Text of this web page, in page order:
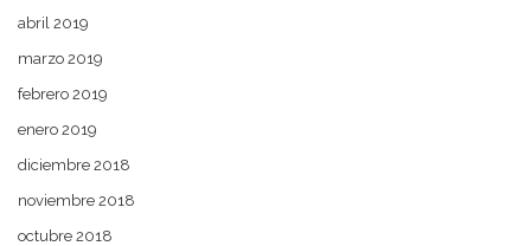
abril 2019
marzo 2019
febrero 2019
enero 2019
diciembre 2018
noviembre 2018
octubre 2018